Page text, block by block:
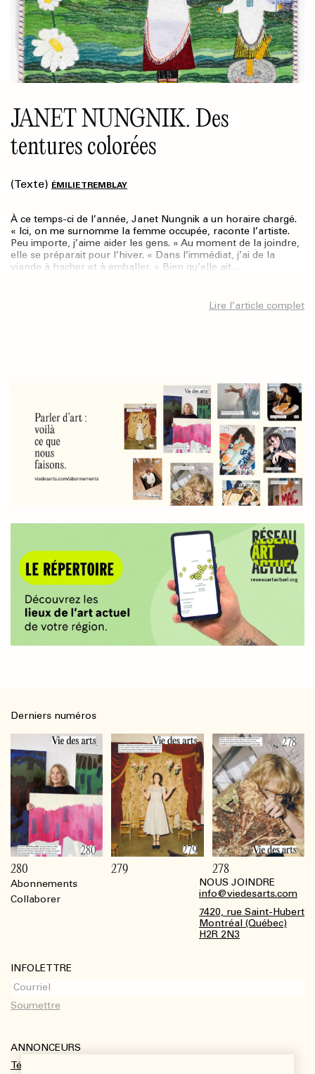
JANET NUNGNIK. Des
tentures colorées
(Texte) ÉMILIE TREMBLAY
À ce temps-ci de l’année, Janet Nungnik a un horaire chargé.
« Ici, on me surnomme la femme occupée, raconte l’artiste.
Peu importe, j’aime aider les gens. » Au moment de la joindre,
elle se préparait pour l’hiver. « Dans l’immédiat, j’ai de la
viande à hacher et à emballer. » Bien qu’elle ait…
Lire l’article complet
Abonnements
Collaborer
NOUS JOINDRE
info@viedesarts.com
7420, rue Saint-Hubert
Montréal (Québec)
H2R 2N3
INFOLETTRE
ANNONCEURS
Télécharger le kit média
Derniers numéros
280 279 278